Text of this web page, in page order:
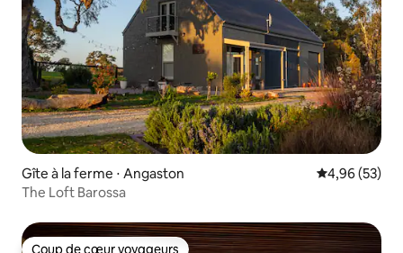
Gîte à la ferme ⋅ Angaston Évaluation
4,96 (53)
The Loft Barossa
Coup de cœur voyageurs